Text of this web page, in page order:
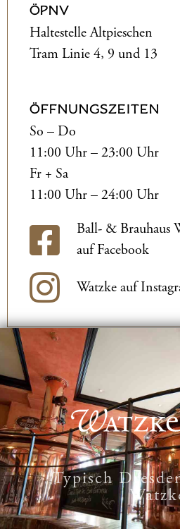
ÖPNV
Haltestelle Altpieschen
Tram Linie 4, 9 und 13
ÖFFNUNGSZEITEN
So – Do
11:00 Uhr – 23:00 Uhr
Fr + Sa
11:00 Uhr – 24:00 Uhr
Ball- & Brauhaus
auf Facebook
Watzke auf
Typisch